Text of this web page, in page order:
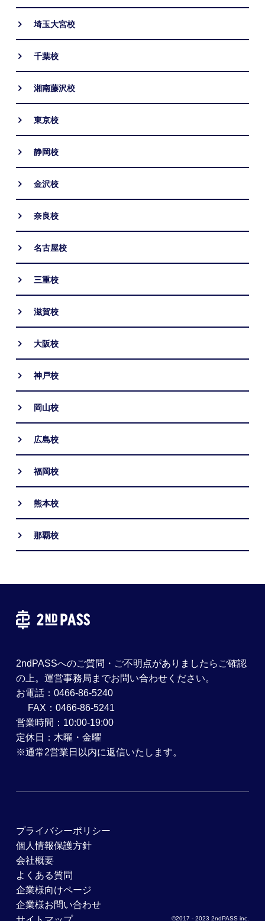
埼玉大宮校
千葉校
湘南藤沢校
東京校
静岡校
金沢校
奈良校
名古屋校
三重校
滋賀校
大阪校
神戸校
岡山校
広島校
福岡校
熊本校
那覇校
2ndPASSへのご質問・ご不明点がありましたらご確認
の上。運営事務局までお問い合わせください。
お電話：0466-86-5240
FAX：0466-86-5241
営業時間：10:00-19:00
定休日：木曜・金曜
※通常2営業日以内に返信いたします。
プライバシーポリシー
個人情報保護方針
会社概要
よくある質問
企業様向けページ
企業様お問い合わせ
©2017 - 2023 2ndPASS inc.